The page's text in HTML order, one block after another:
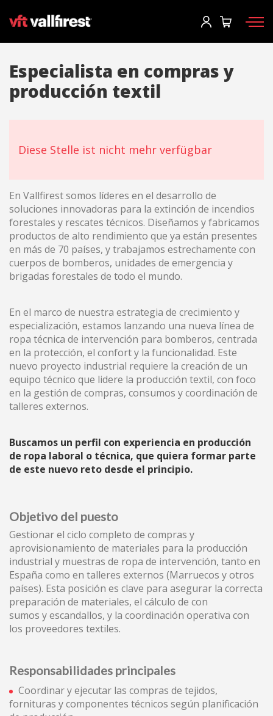
Einloggen
User*
Sie haben ihr passwort vergessen?
o
Ein konto erstellen
Feuerwehrausrüstung
Werkzeuge
Waldbrandfahrzeuge
Aerial
Zubehör
ES EN FR DE IT PT
(+34) 93 867 87 79
Kontaktiere uns
Especialista en compras y
producción textil
Diese Stelle ist nicht mehr verfügbar
En Vallfirest somos líderes en el desarrollo de
soluciones innovadoras para la extinción de incendios
forestales y rescates técnicos. Diseñamos y fabricamos
productos de alto rendimiento que ya están presentes
en más de 70 países, y trabajamos estrechamente con
cuerpos de bomberos, unidades de emergencia y
brigadas forestales de todo el mundo.
En el marco de nuestra estrategia de crecimiento y
especialización, estamos lanzando una nueva línea de
ropa técnica de intervención para bomberos, centrada
en la protección, el confort y la funcionalidad. Este
nuevo proyecto industrial requiere la creación de un
equipo técnico que lidere la producción textil, con foco
en la gestión de compras, consumos y coordinación de
talleres externos.
Buscamos un perfil con experiencia en producción
de ropa laboral o técnica, que quiera formar parte
de este nuevo reto desde el principio.
Objetivo del puesto
Gestionar el ciclo completo de compras y
aprovisionamiento de materiales para la producción
industrial y muestras de ropa de intervención, tanto en
España como en talleres externos (Marruecos y otros
países). Esta posición es clave para asegurar la correcta
preparación de materiales, el cálculo de con
sumos y escandallos, y la coordinación operativa con
los proveedores textiles.
Responsabilidades principales
Coordinar y ejecutar las compras de tejidos,
fornituras y componentes técnicos según planificación
Katalog anfordern
Ich habe die Avertissement légal und die
Datenschutzbestimmugen gelesen und akzeptire diese
Cookies ändern
Technik und Funktional
Diese Website verwendet eigene Cookies, um
Informationen zu sammeln, um unsere Dienste zu
verbessern. Wenn Sie weiter surfen, akzeptieren Sie deren
bedenken muss, dass dies zu Schwierigkeiten beim
Analytik und Anpassung